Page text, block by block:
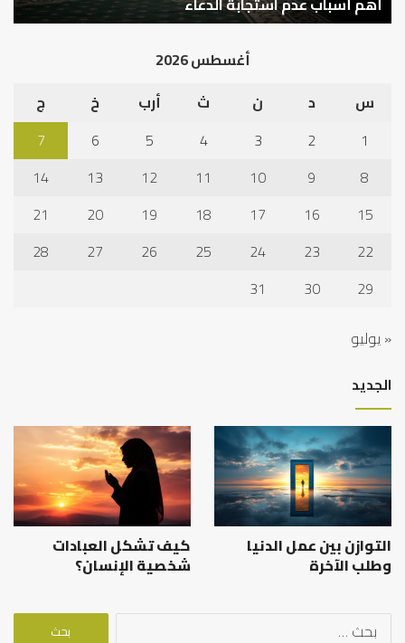
أغسطس 2026
س
د ن ث أرب خ
ج
1
2
3
4
5
6
7
8
9
10
11
12
13
14
15
16
17
18
19
20
21
22
23
24
25
26
27
28
29
30
31
« يوليو
الجديد
التوازن بين عمل الدنيا
وطلب الآخرة
كيف تشكل العبادات
شخصية الإنسان؟
البحث